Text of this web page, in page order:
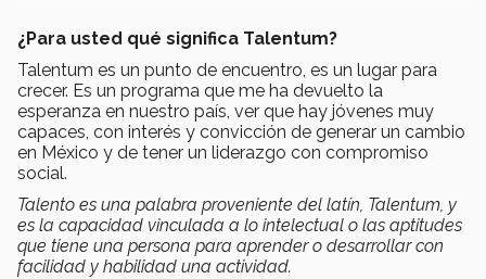
¿Para usted qué significa Talentum?
Talentum es un punto de encuentro, es un lugar para
crecer. Es un programa que me ha devuelto la
esperanza en nuestro país, ver que hay jóvenes muy
capaces, con interés y convicción de generar un cambio
en México y de tener un liderazgo con compromiso
social.
Talento es una palabra proveniente del latín, Talentum, y
es la capacidad vinculada a lo intelectual o las aptitudes
que tiene una persona para aprender o desarrollar con
facilidad y habilidad una actividad.